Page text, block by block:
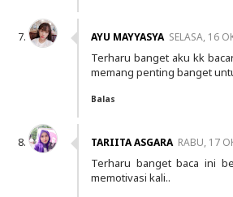
AYU MAYYASYA SELASA, 16
Terharu banget aku kk
memang penting banget
Balas
TARIITA ASGARA RABU, 17
Terharu banget baca ini
memotivasi kali..